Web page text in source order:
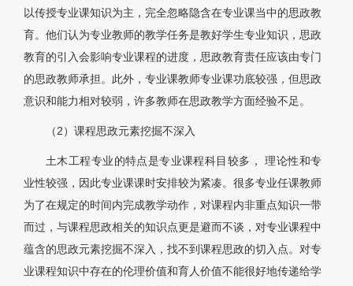
以传授专业课知识为主，完全忽略隐含在专业课当中的思政教
育。他们认为专业教师的教学任务是教好学生专业知识，思政
教育的引入会影响专业课程的进度，思政教育责任应该由专门
的思政教师承担。此外，专业课教师专业课功底较强，但思政
意识和能力相对较弱，许多教师在思政教学方面经验不足。
（2）课程思政元素挖掘不深入
土木工程专业的特点是专业课程科目较多， 理论性和专
业性较强，因此专业课课时安排较为紧凑。很多专业任课教师
为了在规定的时间内完成教学动作，对课程内非重点知识一带
而过，与课程思政相关的知识点更是避而不谈，对专业课程中
蕴含的思政元素挖掘不深入，找不到课程思政的切入点。对专
业课程知识中存在的伦理价值和育人价值不能很好地传递给学